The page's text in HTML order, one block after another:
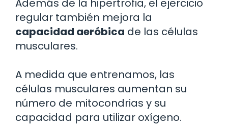
Además de la hipertrofia, el ejercicio
regular también mejora la
capacidad aeróbica de las células
musculares.
A medida que entrenamos, las
células musculares aumentan su
número de mitocondrias y su
capacidad para utilizar oxígeno.